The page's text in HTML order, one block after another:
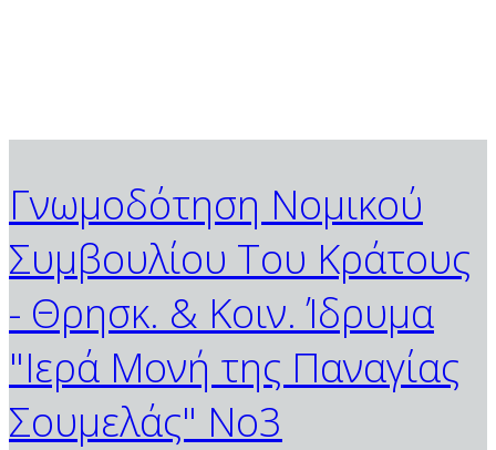
Γνωμοδότηση Νομικού
Συμβουλίου Του Κράτους
- Θρησκ. & Κοιν. Ίδρυμα
"Ιερά Μονή της Παναγίας
Σουμελάς" Νο3